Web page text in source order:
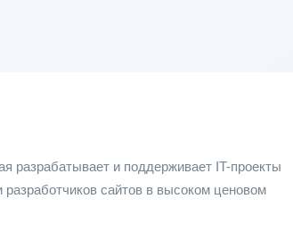
разрабатывает и поддерживает IT-проекты
сайтов в высоком ценовом